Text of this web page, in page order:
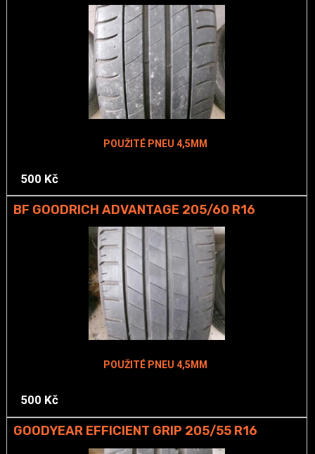
POUŽITÉ PNEU 4,5MM
500 Kč
BF GOODRICH ADVANTAGE 205/60 R16
POUŽITÉ PNEU 4,5MM
500 Kč
GOODYEAR EFFICIENT GRIP 205/55 R16